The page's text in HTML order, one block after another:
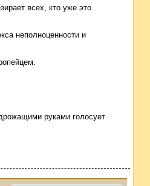
всех, кто уже это
неполноценности и
руками голосует